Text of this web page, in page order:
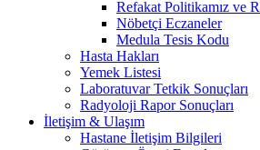
Refakat Politikamız ve
Nöbetçi Eczaneler
Medula Tesis Kodu
Hasta Hakları
Yemek Listesi
Laboratuvar Tetkik Sonuçları
Radyoloji Rapor Sonuçları
İletişim & Ulaşım
Hastane İletişim Bilgileri